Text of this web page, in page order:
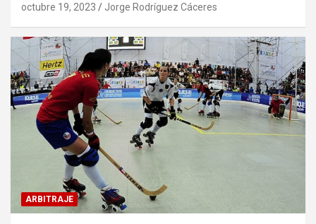
octubre 19, 2023 Jorge Rodríguez Cáceres
ARBITRAJE